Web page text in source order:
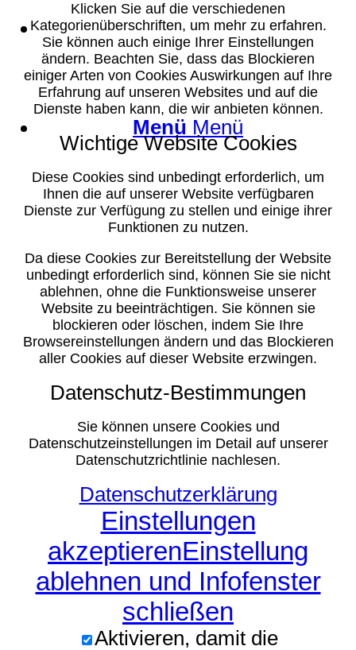
Suche
Menü Menü
Klicken Sie auf die verschiedenen
Kategorienüberschriften, um mehr zu erfahren.
Sie können auch einige Ihrer Einstellungen
ändern. Beachten Sie, dass das Blockieren
einiger Arten von Cookies Auswirkungen auf Ihre
Erfahrung auf unseren Websites und auf die
Dienste haben kann, die wir anbieten können.
Wichtige Website Cookies
Diese Cookies sind unbedingt erforderlich, um
Ihnen die auf unserer Website verfügbaren
Dienste zur Verfügung zu stellen und einige ihrer
Funktionen zu nutzen.
Da diese Cookies zur Bereitstellung der Website
unbedingt erforderlich sind, können Sie sie nicht
ablehnen, ohne die Funktionsweise unserer
Website zu beeinträchtigen. Sie können sie
blockieren oder löschen, indem Sie Ihre
Browsereinstellungen ändern und das Blockieren
aller Cookies auf dieser Website erzwingen.
Datenschutz-Bestimmungen
Sie können unsere Cookies und
Datenschutzeinstellungen im Detail auf unserer
Datenschutzrichtlinie nachlesen.
Datenschutzerklärung
Einstellungen
akzeptierenEinstellung
ablehnen und Infofenster
schließen
Aktivieren, damit die